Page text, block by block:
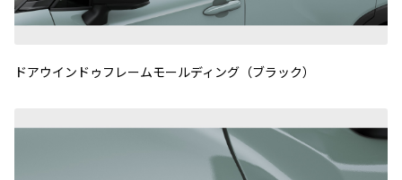
ドアウインドゥフレームモールディング（ブラック）